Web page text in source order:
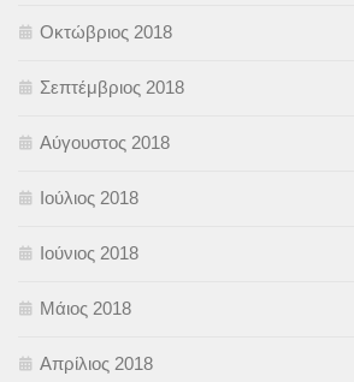
Οκτώβριος 2018
Σεπτέμβριος 2018
Αύγουστος 2018
Ιούλιος 2018
Ιούνιος 2018
Μάιος 2018
Απρίλιος 2018